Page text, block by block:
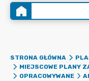
STRONA GŁÓWNA
MIEJSCOWE PLANY
OPRACOWYWANE